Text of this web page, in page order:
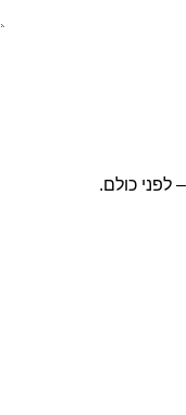
לפני כולם.